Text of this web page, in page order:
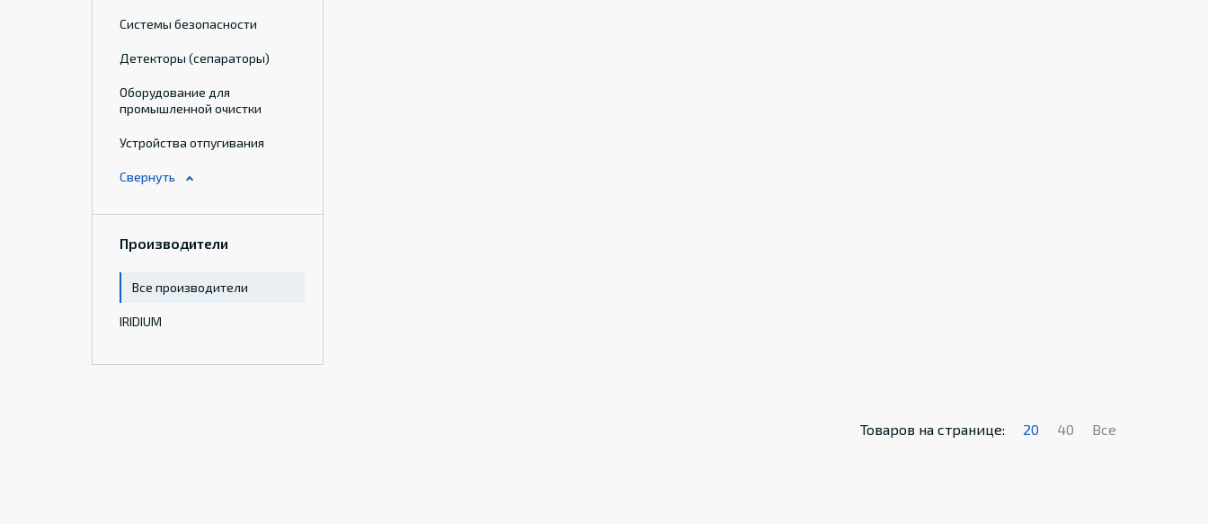
Системы безопасности
Детекторы (сепараторы)
Оборудование для
промышленной очистки
Устройства отпугивания
Производители
Все производители
IRIDIUM
Товаров на странице: 20 40 Все